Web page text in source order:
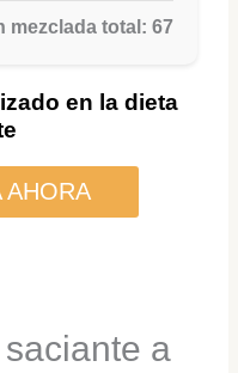
mezclada total: 67
en la dieta
AHORA
a